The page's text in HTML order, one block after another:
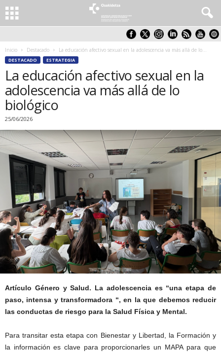
Inicio Destacado La educación afectivo sexual en la adolescencia va más allá de lo...
DESTACADO ESTRATEGIA
La educación afectivo sexual en la
adolescencia va más allá de lo
biológico
25/06/2026
Artículo Género y Salud. La adolescencia es “una etapa de
paso, intensa y transformadora “, en la que debemos reducir
las conductas de riesgo para la Salud Física y Mental.
Para transitar esta etapa con Bienestar y Libertad, la Formación y
la información es clave para proporcionarles un MAPA para que